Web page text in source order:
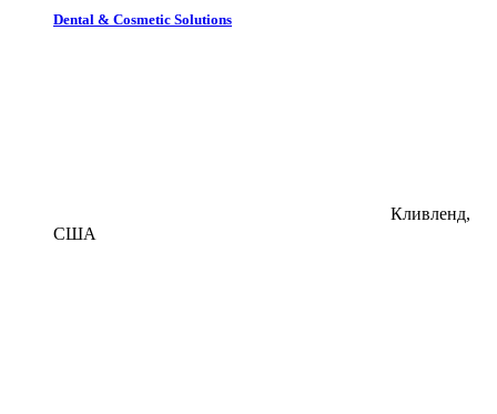
Dental & Cosmetic Solutions
Кливленд,
США